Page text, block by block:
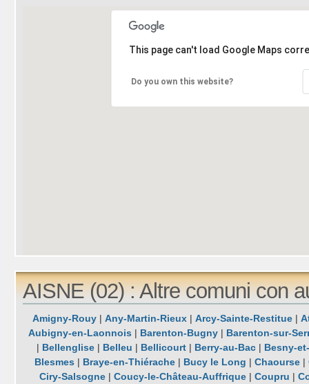
This page can't load Google Maps
Do you own this website?
AISNE (02) : Altre comuni con
Amigny-Rouy |Any-Martin-Rieux |Arcy-Sainte-Restitue |
Aubigny-en-Laonnois | Barenton-Bugny | Barenton-sur-
| Bellenglise| Belleu | Bellicourt| Berry-au-Bac| Besny-
Blesmes | Braye-en-Thiérache | Bucy le Long |Chaourse |
Ciry-Salsogne |Coucy-le-Château-Auffrique |Coupru |